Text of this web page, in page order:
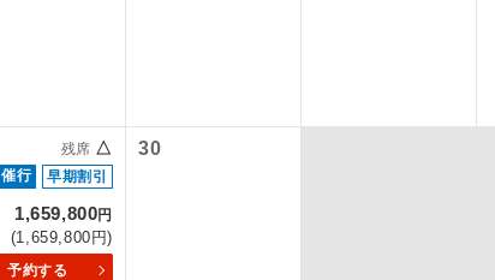
残席 △
催行 早期割引
1,659,800円
(1,659,800円)
予約する
30
ご宿泊ホテルに大浴場が付いています。
全てのお食事が付いていますので、お食事の心配
ん。（機内食を除く）
お部屋にてゆっくりとお召し上がりいただけます